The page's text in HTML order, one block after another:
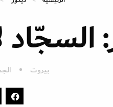
السجّاد
بيروت